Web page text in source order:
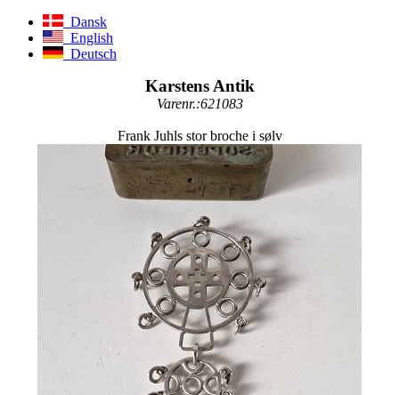
Dansk
English
Deutsch
Karstens Antik
Varenr.:621083
Frank Juhls stor broche i sølv